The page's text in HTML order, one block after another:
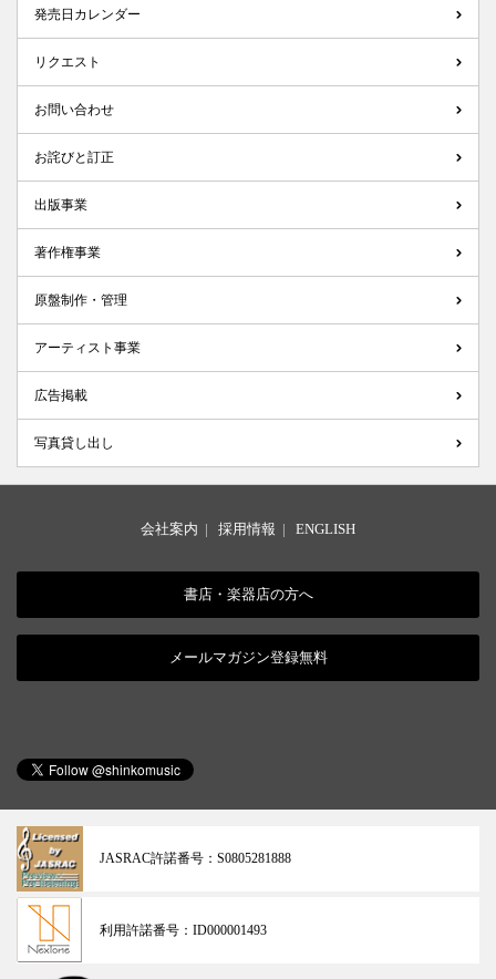
発売日カレンダー
リクエスト
お問い合わせ
お詫びと訂正
出版事業
著作権事業
原盤制作・管理
アーティスト事業
広告掲載
写真貸し出し
会社案内 | 採用情報 | ENGLISH
書店・楽器店の方へ
メールマガジン登録無料
JASRAC許諾番号： S0805281888
利用許諾番号： ID000001493